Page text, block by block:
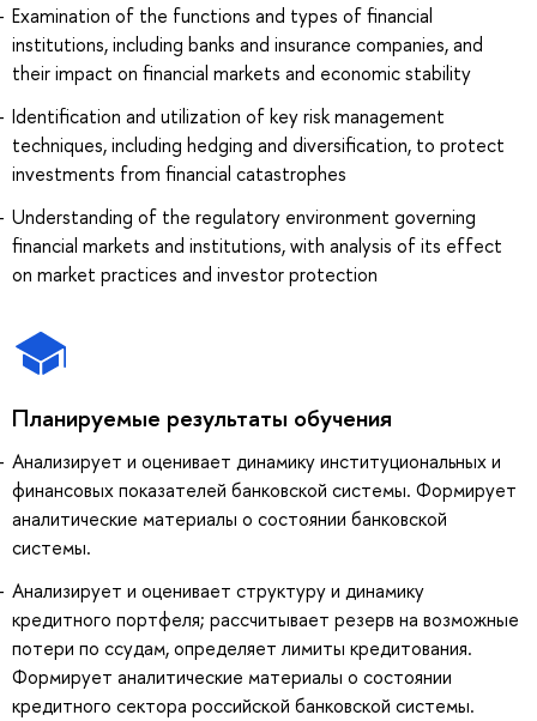
Examination of the functions and types of financial
institutions, including banks and insurance companies, and
their impact on financial markets and economic stability
Identification and utilization of key risk management
techniques, including hedging and diversification, to protect
investments from financial catastrophes
Understanding of the regulatory environment governing
financial markets and institutions, with analysis of its effect
on market practices and investor protection
Планируемые результаты обучения
Анализирует и оценивает динамику институциональных и
финансовых показателей банковской системы. Формирует
аналитические материалы о состоянии банковской
системы.
Анализирует и оценивает структуру и динамику
кредитного портфеля; рассчитывает резерв на возможные
потери по ссудам, определяет лимиты кредитования.
Формирует аналитические материалы о состоянии
кредитного сектора российской банковской системы.